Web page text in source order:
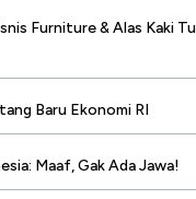
Furniture & Alas Kaki
Baru Ekonomi RI
Maaf, Gak Ada Jawa!